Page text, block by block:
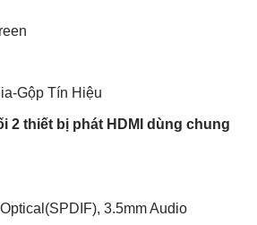
Gộp Tín Hiệu
2 thiết bị phát HDMI dùng chung
3.5mm Audio